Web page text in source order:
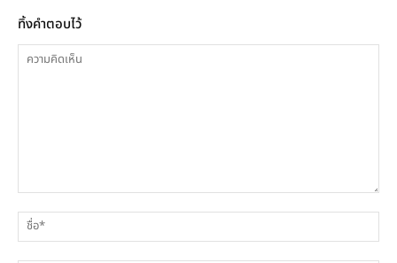
ทิ้งคำตอบไว้
คิด
เห็น